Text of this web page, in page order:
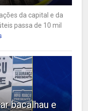
da capital e da
passa de 10 mil
bacalhau e